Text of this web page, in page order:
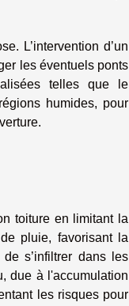
L’intervention d’un
les éventuels ponts
telles que le
humides, pour
toiture en limitant la
pluie, favorisant la
s’infiltrer dans les
due à l'accumulation
les risques pour